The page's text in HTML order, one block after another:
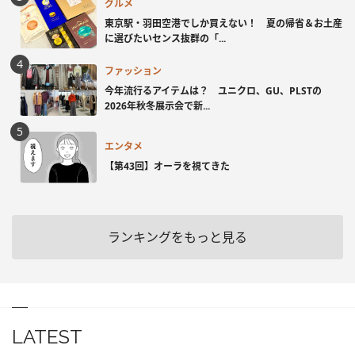
グルメ
東京駅・羽田空港でしか買えない！ 夏の帰省＆お土産
に選びたいセンス抜群の「...
ファッション
今年流行るアイテムは？ ユニクロ、GU、PLSTの
2026年秋冬展示会で新...
エンタメ
【第43回】オーラを視てきた
ランキングをもっと見る
LATEST